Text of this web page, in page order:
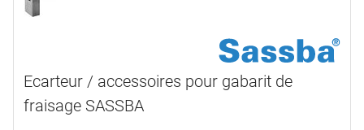
Ecarteur / accessoires pour gabarit de
fraisage SASSBA